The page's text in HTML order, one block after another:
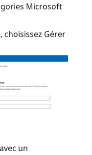
Microsoft
choisissez Gérer
un